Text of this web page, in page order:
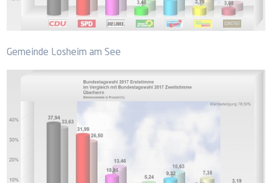
Gemeinde Losheim am See